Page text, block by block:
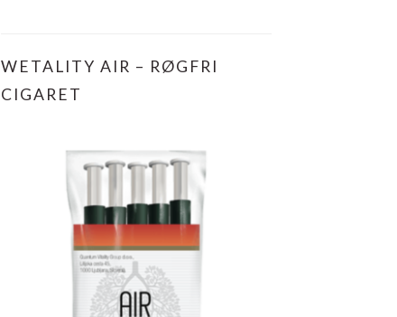
WETALITY AIR – RØGFRI
CIGARET